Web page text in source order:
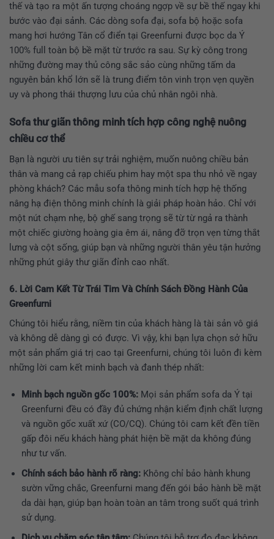
thế và tạo ra một ấn tượng choáng ngợp về sự bề thế ngay khi
bước vào đại sảnh. Các dòng sofa đại, sofa bộ hoặc sofa
mang hơi hướng Tân cổ điển tại Greenfurni được bọc da Ý
100% full toàn bộ bề mặt từ trước ra sau. Sự kỳ công trong
những đường may thủ công sắc sảo cùng những tấm da
nguyên bản khổ lớn sẽ là trung điểm tôn vinh trọn vẹn quyền
uy và phong thái thượng lưu của chủ nhân ngôi nhà.
Sofa thư giãn thông minh tích hợp công nghệ nuông
chiều cơ thể
Bạn là người ưu tiên sự trải nghiệm, muốn nuông chiều bản
thân và mang cả rạp chiếu phim hay một spa thu nhỏ về ngay
phòng khách? Các mẫu sofa thông minh tích hợp hệ thống
nâng hạ điện thông minh chính là giải pháp hoàn hảo. Chỉ với
một nút chạm nhẹ, bộ ghế sang trọng sẽ từ từ ngả ra thành
một chiếc giường hoàng gia êm ái, nâng đỡ trọn vẹn từng thắt
lưng và cột sống, giúp bạn và những người thân yêu tận hưởng
những phút giây thư giãn đỉnh cao nhất.
6. Lời Cam Kết Từ Trái Tim Và Chính Sách Đồng Hành Của
Greenfurni
Chúng tôi hiểu rằng, niềm tin của khách hàng là tài sản vô giá
và không dễ dàng gì có được. Vì vậy, khi bạn lựa chọn sở hữu
một sản phẩm giá trị cao tại Greenfurni, chúng tôi luôn đi kèm
những lời cam kết minh bạch và đanh thép nhất:
Minh bạch nguồn gốc 100%:Mọi sản phẩm sofa da Ý tại
Greenfurni đều có đầy đủ chứng nhận kiểm định chất lượng
và nguồn gốc xuất xứ (CO/CQ). Chúng tôi cam kết đền tiền
gấp đôi nếu khách hàng phát hiện bề mặt da không đúng
như tư vấn.
Chính sách bảo hành rõ ràng:Không chỉ bảo hành khung
sườn vững chắc, Greenfurni mang đến gói bảo hành bề mặt
da dài hạn, giúp bạn hoàn toàn an tâm trong suốt quá trình
sử dụng.